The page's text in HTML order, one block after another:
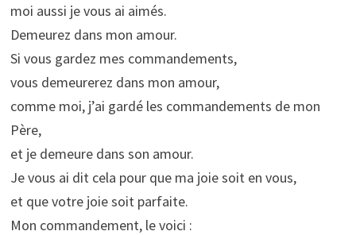
moi aussi je vous ai aimés.
Demeurez dans mon amour.
Si vous gardez mes commandements,
vous demeurerez dans mon amour,
comme moi, j’ai gardé les commandements de mon
Père,
et je demeure dans son amour.
Je vous ai dit cela pour que ma joie soit en vous,
et que votre joie soit parfaite.
Mon commandement, le voici :